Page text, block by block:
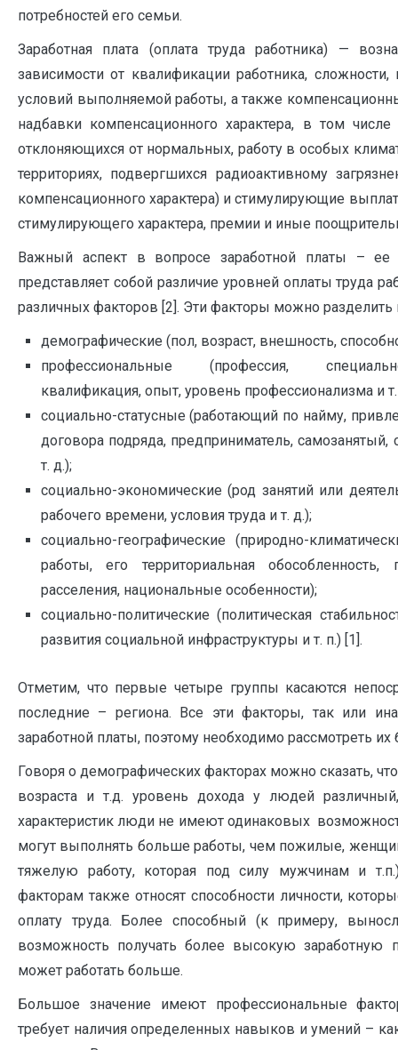
потребностей его семьи.
Заработная плата (оплата труда работника) —
зависимости от квалификации работника, сложности,
условий выполняемой работы, а также
надбавки компенсационного характера, в том
отклоняющихся от нормальных, работу в особых
территориях, подвергшихся радиоактивному
компенсационного характера) и стимулирующие
стимулирующего характера, премии и иные
Важный аспект в вопросе заработной платы – ее
представляет собой различие уровней оплаты труда
различных факторов [2]. Эти факторы можно
демографические (пол, возраст, внешность,
профессиональные (профессия,
квалификация, опыт, уровень профессионализма и т.
социально-статусные (работающий по найму,
договора подряда, предприниматель,
т. д.);
социально-экономические (род занятий или
рабочего времени, условия труда и т. д.);
социально-географические (природно-
работы, его территориальная обособленность,
расселения, национальные особенности);
социально-политические (политическая
развития социальной инфраструктуры и т. п.) [1].
Отметим, что первые четыре группы касаются
последние – региона. Все эти факторы, так или
заработной платы, поэтому необходимо рассмотреть их
Говоря о демографических факторах можно сказать,
возраста и т.д. уровень дохода у людей
характеристик люди не имеют одинаковых
могут выполнять больше работы, чем пожилые,
тяжелую работу, которая под силу мужчинам и
факторам также относят способности личности,
оплату труда. Более способный (к примеру,
возможность получать более высокую заработную
может работать больше.
Большое значение имеют профессиональные
требует наличия определенных навыков и умений –